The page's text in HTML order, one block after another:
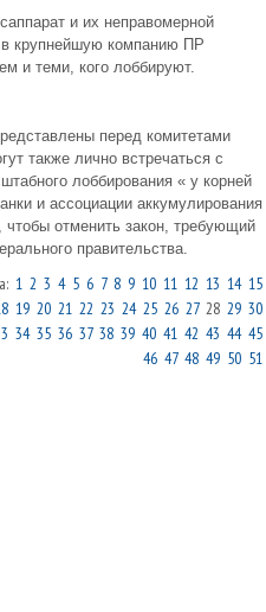
и их неправомерной
в крупнейшую компанию ПР
и теми, кого лоббируют.
перед комитетами
также лично встречаться с
лоббирования « у корней
и ассоциации аккумулирования
чтобы отменить закон, требующий
правительства.
1 2 3 4 5 6 7 8 9 10 11 12 13 14 15
19 20 21 22 23 24 25 26 2728 29 30
34 35 36 37 38 39 40 41 42 43 44 45
46 47 48 49 50 51